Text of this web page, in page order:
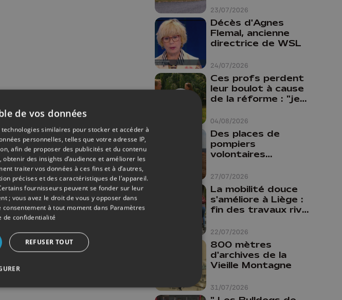
23/07/2026
24/07/2026
Décès d'Agnes
Flemal, ancienne
directrice de WSL
04/08/2026
Ces profs perdent
leur boulot à cause
de la réforme : "je
comme prof que
comme
pharmacienne"
27/07/2026
Des places de
pompiers
volontaires
province de Liège :
"Un citoyen qui
n'est formé ne
peut pas nous
aider"
22/07/2026
La mobilité douce
s'améliore à Liège :
fin des travaux rive
cyclo-piétonnes
Avroy et
Guillemins...
31/07/2026
800 mètres
d'archives de la
Vieille Montagne
de vos données
similaires pour stocker et accéder à
personnelles, telles que votre adresse IP,
afin de proposer des publicités et du contenu
des insights d’audience et améliorer les
traiter vos données à ces fins et à d’autres,
précises et des caractéristiques de l’appareil.
fournisseurs peuvent se fonder sur leur
; vous avez le droit de vous y opposer dans
consentement à tout moment dans Paramètres
de confidentialité
REFUSER TOUT